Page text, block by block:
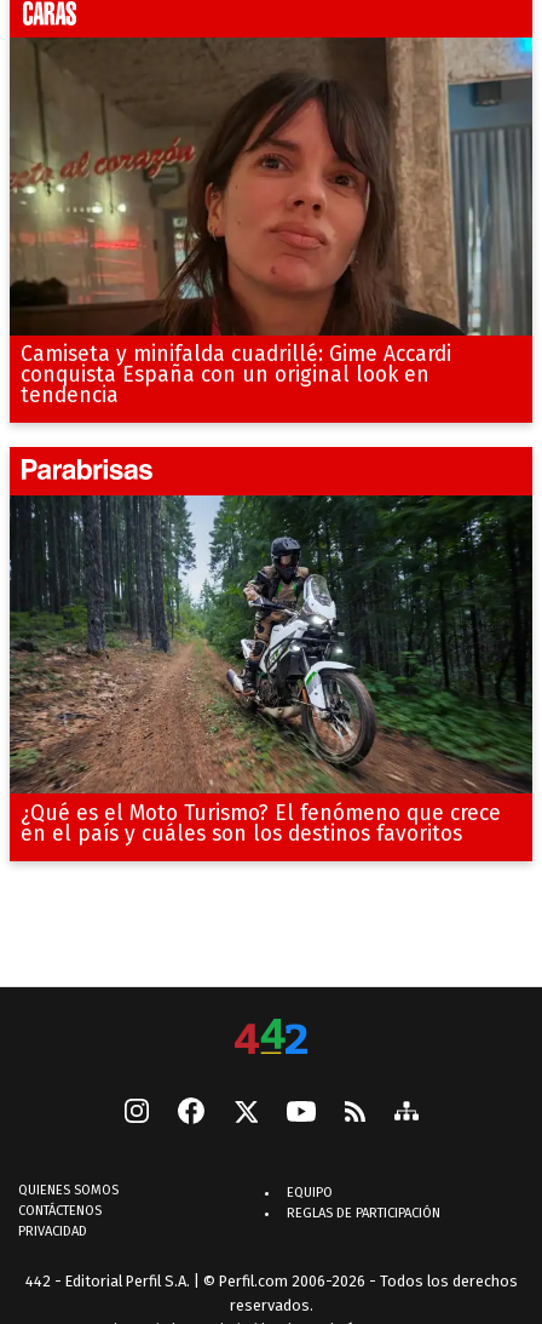
Camiseta y minifalda cuadrillé: Gime Accardi
conquista España con un original look en
tendencia
¿Qué es el Moto Turismo? El fenómeno que crece
en el país y cuáles son los destinos favoritos
QUIENES SOMOS
CONTÁCTENOS
PRIVACIDAD
EQUIPO
REGLAS DE PARTICIPACIÓN
442 - Editorial Perfil S.A. | © Perfil.com 2006-2026 - Todos los derechos
reservados.